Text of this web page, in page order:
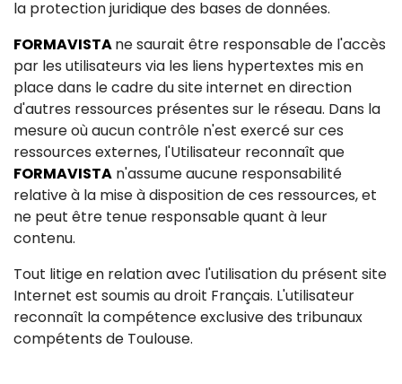
la protection juridique des bases de données.
FORMAVISTAne saurait être responsable de l'accès
par les utilisateurs via les liens hypertextes mis en
place dans le cadre du site internet en direction
d'autres ressources présentes sur le réseau. Dans la
mesure où aucun contrôle n'est exercé sur ces
ressources externes, l'Utilisateur reconnaît que
FORMAVISTA n'assume aucune responsabilité
relative à la mise à disposition de ces ressources, et
ne peut être tenue responsable quant à leur
contenu.
Tout litige en relation avec l'utilisation du présent site
Internet est soumis au droit Français. L'utilisateur
reconnaît la compétence exclusive des tribunaux
compétents de Toulouse.